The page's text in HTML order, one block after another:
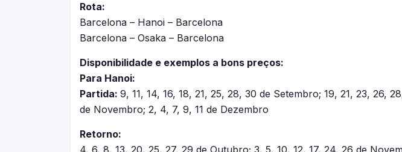
Rota:
Barcelona – Hanoi – Barcelona
Barcelona – Osaka – Barcelona
Disponibilidade e exemplos a bons preços:
Para Hanoi:
Partida: 9, 11, 14, 16, 18, 21, 25, 28, 30 de Setembro; 19, 21, 23, 26,
de Novembro; 2, 4, 7, 9, 11 de Dezembro
Retorno:
4, 6, 8, 13, 20, 25, 27, 29 de Outubro; 3, 5, 10, 12, 17, 24, 26 de